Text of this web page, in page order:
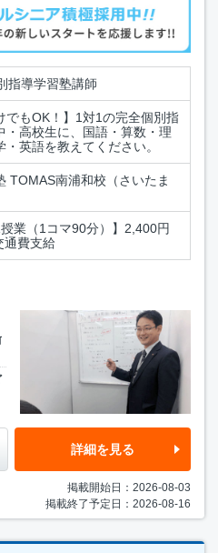
指導学習塾講師
でもOK！】1対1の完全個別指
・高校生に、国語・算数・理
英語を教えてください。
TOMAS南浦和校（さいたま
授業（1コマ90分）】2,400円
通費支給
詳細を見る
掲載開始日：2026-08-03
掲載終了予定日：2026-08-16